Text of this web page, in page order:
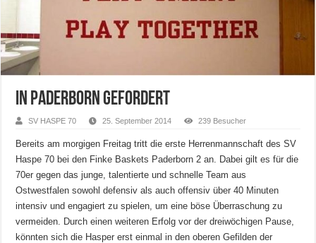
In Paderborn gefordert
SV HASPE 70 25. September 2014 239 Besucher
Bereits am morgigen Freitag tritt die erste Herrenmannschaft des SV
Haspe 70 bei den Finke Baskets Paderborn 2 an. Dabei gilt es für die
70er gegen das junge, talentierte und schnelle Team aus
Ostwestfalen sowohl defensiv als auch offensiv über 40 Minuten
intensiv und engagiert zu spielen, um eine böse Überraschung zu
vermeiden. Durch einen weiteren Erfolg vor der dreiwöchigen Pause,
könnten sich die Hasper erst einmal in den oberen Gefilden der